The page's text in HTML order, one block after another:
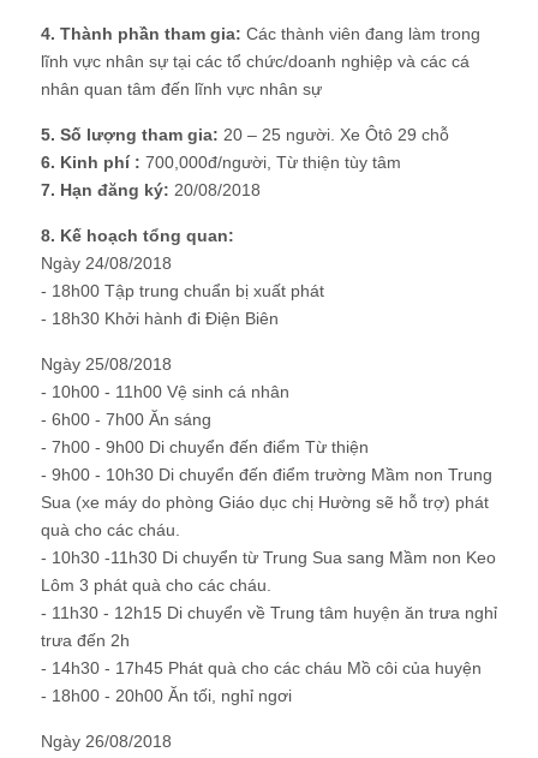
4. Thành phần tham gia: Các thành viên đang làm trong
lĩnh vực nhân sự tại các tổ chức/doanh nghiệp và các cá
nhân quan tâm đến lĩnh vực nhân sự
5. Số lượng tham gia: 20 – 25 người. Xe Ôtô 29 chỗ
6. Kinh phí : 700,000đ/người, Từ thiện tùy tâm
7. Hạn đăng ký: 20/08/2018
8. Kế hoạch tổng quan:
Ngày 24/08/2018
- 18h00 Tập trung chuẩn bị xuất phát
- 18h30 Khởi hành đi Điện Biên
Ngày 25/08/2018
- 10h00 - 11h00 Vệ sinh cá nhân
- 6h00 - 7h00 Ăn sáng
- 7h00 - 9h00 Di chuyển đến điểm Từ thiện
- 9h00 - 10h30 Di chuyển đến điểm trường Mầm non Trung
Sua (xe máy do phòng Giáo dục chị Hường sẽ hỗ trợ) phát
quà cho các cháu.
- 10h30 -11h30 Di chuyển từ Trung Sua sang Mầm non Keo
Lôm 3 phát quà cho các cháu.
- 11h30 - 12h15 Di chuyển về Trung tâm huyện ăn trưa nghỉ
trưa đến 2h
- 14h30 - 17h45 Phát quà cho các cháu Mồ côi của huyện
- 18h00 - 20h00 Ăn tối, nghỉ ngơi
Ngày 26/08/2018